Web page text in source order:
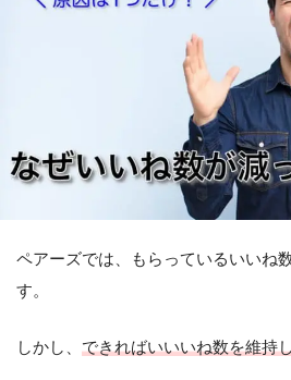
ペアーズでは、もらっているいいね
す。
しかし、 できればいいいね数を維持